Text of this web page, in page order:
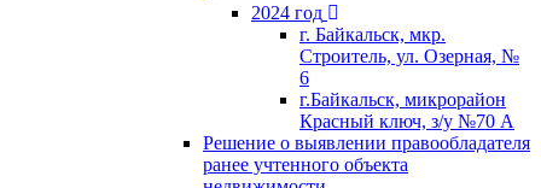
2024 год
г. Байкальск, мкр.
Строитель, ул. Озерная, №
6
г.Байкальск, микрорайон
Красный ключ, з/у №70 А
Решение о выявлении правообладателя
ранее учтенного объекта